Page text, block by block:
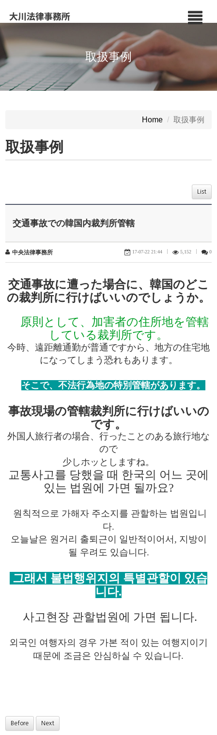
取扱事例
Home 取扱事例
取扱事例
List
交通事故での韓国内裁判所管轄
中央法律事務所 17-07-22 21:44 5,152 0
交通事故に遭った場合に、韓国のどこ
の裁判所に行けばいいのでしょうか。
原則として、加害者の住所地を管轄
している裁判所です。
今時、遠距離通勤が普通ですから、地方の住宅地
になってしまう恐れもあります。
そこで、不法行為地の特別管轄があります。
事故現場の管轄裁判所に行けばいいの
です。
外国人旅行者の場合、行ったことのある旅行地な
ので
少しホッとしますね。
교통사고를 당했을 때 한국의 어느 곳에
있는 법원에 가면 될까요?
원칙적으로 가해자 주소지를 관할하는 법원입니
다.
오늘날은 원거리 출퇴근이 일반적이어서, 지방이
될 우려도 있습니다.
그래서 불법행위지 의 특별관할이 있습
니다.
사고현장 관할법원에 가면 됩니다.
외국인 여행자의 경우 가본 적이 있는 여행지이기
때문에 조금은 안심하실 수 있습니다.
Before Next